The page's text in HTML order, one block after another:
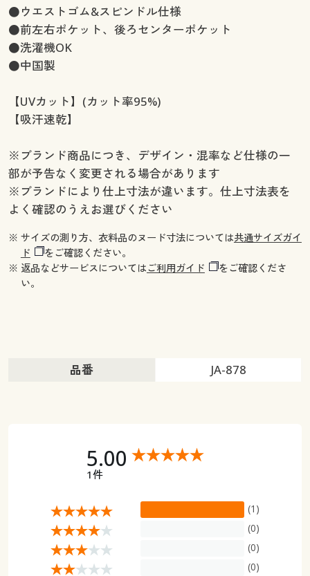
●ウエストゴム&スピンドル仕様
●前左右ポケット、後ろセンターポケット
●洗濯機OK
●中国製
【UVカット】(カット率95%)
【吸汗速乾】
※ブランド商品につき、デザイン・混率など仕様の一
部が予告なく変更される場合があります
※ブランドにより仕上寸法が違います。仕上寸法表を
よく確認のうえお選びください
※ サイズの測り方、衣料品のヌード寸法については共通サイズガイ
ド
をご確認ください。
※ 返品などサービスについてはご利用ガイド
をご確認くださ
い。
品番 JA-878
5.00
1件
(1)
(0)
(0)
(0)